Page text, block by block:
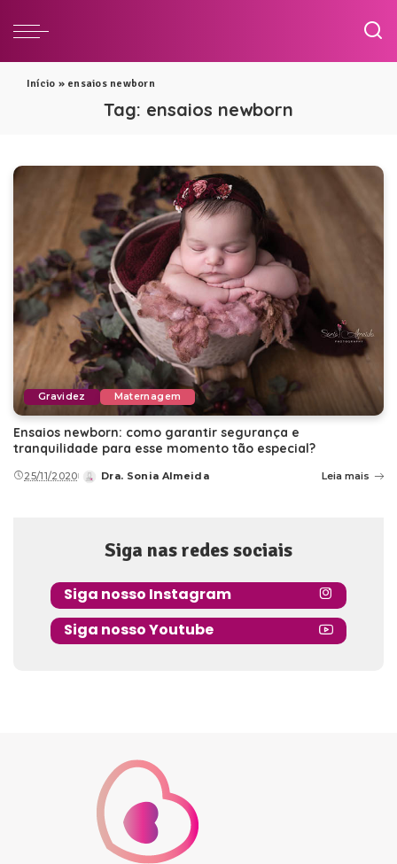
Início » ensaios newborn
Tag: ensaios newborn
Gravidez Maternagem
Ensaios newborn: como garantir segurança e
tranquilidade para esse momento tão especial?
25/11/2020
Posted
Dra. Sonia Almeida Leia mais
Siga nas redes sociais
Siga nosso Instagram
Siga nosso Youtube